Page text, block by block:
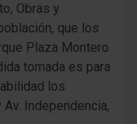
Obras y
que los
Plaza Montero
tomada es para
los
Independencia,